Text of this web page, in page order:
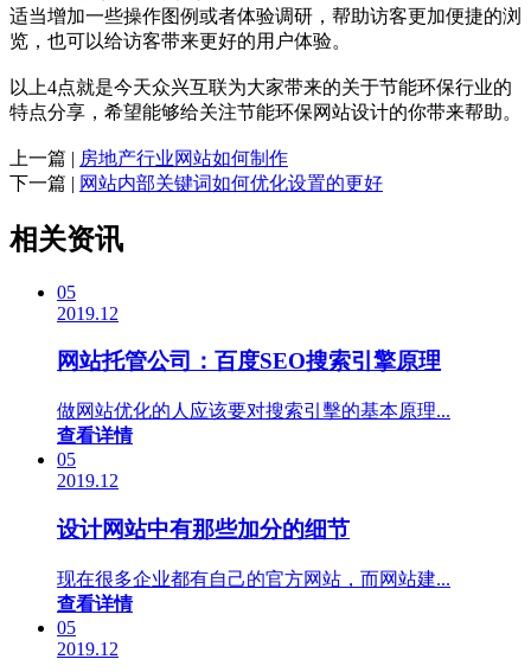
适当增加一些操作图例或者体验调研，帮助访客更加便捷的浏
览，也可以给访客带来更好的用户体验。
以上4点就是今天众兴互联为大家带来的关于节能环保行业的
特点分享，希望能够给关注节能环保网站设计的你带来帮助。
上一篇 | 房地产行业网站如何制作
下一篇 | 网站内部关键词如何优化设置的更好
相关资讯
05
2019.12
网站托管公司：百度SEO搜索引擎原理
做网站优化的人应该要对搜索引擊的基本原理...
查看详情
05
2019.12
设计网站中有那些加分的细节
现在很多企业都有自己的官方网站，而网站建...
查看详情
05
2019.12